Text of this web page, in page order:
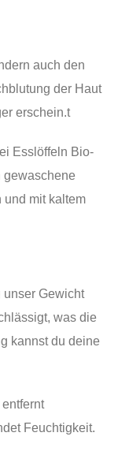
auch den
der Haut
erschein.t
Esslöffeln Bio-
gewaschene
und mit kaltem
unser Gewicht
was die
kannst du deine
Feuchtigkeit.